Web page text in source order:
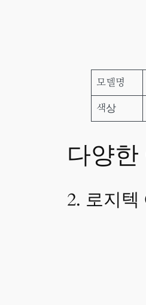
모델명
색상
다양
2. 로지